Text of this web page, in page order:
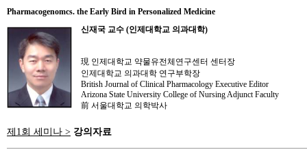
Pharmacogenomcs. the Early Bird in Personalized Medicine
신재국 교수 (인제대학교 의과대학)
現 인제대학교 약물유전체연구센터 센터장
인제대학교 의과대학 연구부학장
British Journal of Clinical Pharmacology Executive Editor
Arizona State University College of Nursing Adjunct Faculty
前 서울대학교 의학박사
제1회 세미나 > 강의자료